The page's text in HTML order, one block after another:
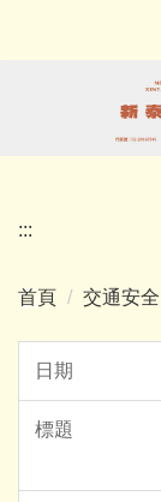
:::
首頁 交通安全